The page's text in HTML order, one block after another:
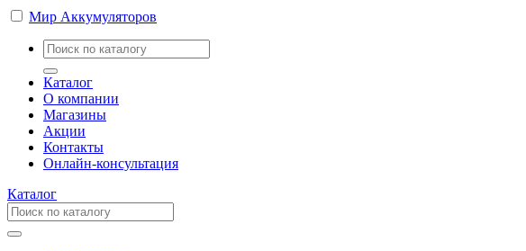
Мир Аккумуляторов
Каталог
О компании
Магазины
Акции
Контакты
Онлайн-консультация
Каталог